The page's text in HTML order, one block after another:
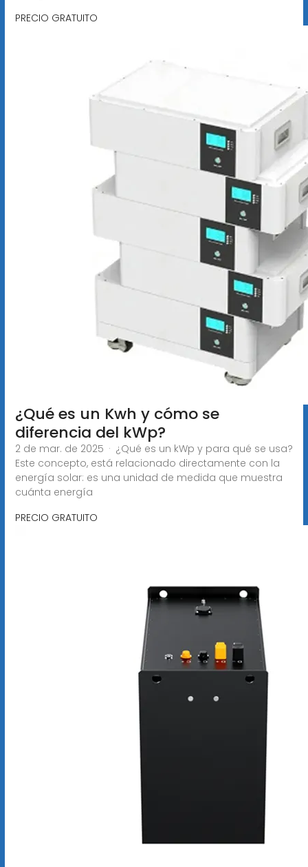
PRECIO GRATUITO
¿Qué es un Kwh y cómo se
diferencia del kWp?
2 de mar. de 2025 · ¿Qué es un kWp y para qué se usa?
Este concepto, está relacionado directamente con la
energía solar: es una unidad de medida que muestra
cuánta energía
PRECIO GRATUITO